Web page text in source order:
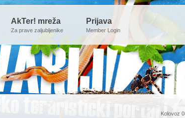
AkTer! mreža
Za prave zaljubljenike
Prijava
Member Login
Kolovoz